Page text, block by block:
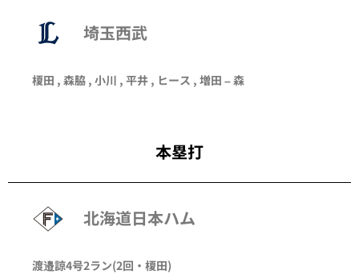
埼玉西武
榎田 , 森脇 , 小川 , 平井 , ヒース , 増田 –森
本塁打
北海道日本ハム
渡邉諒4号2ラン(2回・ 榎田)